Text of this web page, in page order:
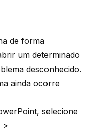
de forma
um determinado
desconhecido.
ainda ocorre
selecione
>